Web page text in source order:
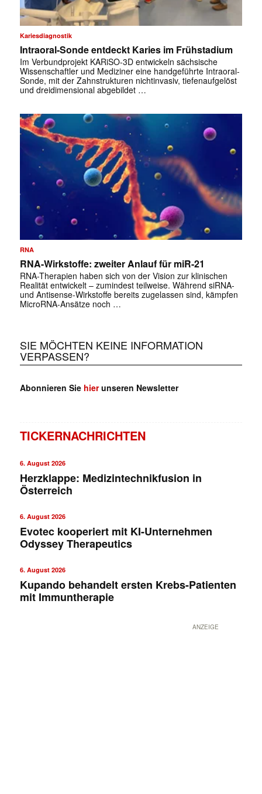
✕
Kariesdiagnostik
Intraoral-Sonde entdeckt Karies im Frühstadium
Im Verbundprojekt KARiSO-3D entwickeln sächsische
Wissenschaftler und Mediziner eine handgeführte Intraoral-
Sonde, mit der Zahnstrukturen nichtinvasiv, tiefenaufgelöst
und dreidimensional abgebildet …
RNA
RNA-Wirkstoffe: zweiter Anlauf für miR-21
RNA-Therapien haben sich von der Vision zur klinischen
Realität entwickelt – zumindest teilweise. Während siRNA-
und Antisense-Wirkstoffe bereits zugelassen sind, kämpfen
MicroRNA-Ansätze noch …
SIE MÖCHTEN KEINE INFORMATION
VERPASSEN?
Abonnieren Sie hierunseren Newsletter
TICKERNACHRICHTEN
6. August 2026
Herzklappe: Medizintechnikfusion in
Österreich
6. August 2026
Evotec kooperiert mit KI-Unternehmen
Odyssey Therapeutics
6. August 2026
Kupando behandelt ersten Krebs-Patienten
mit Immuntherapie
ANZEIGE